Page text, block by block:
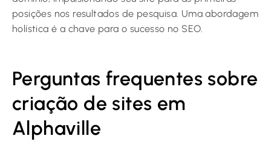
posições nos resultados de pesquisa. Uma abordagem
holística é a chave para o sucesso no SEO.
Perguntas frequentes sobre
criação de sites em
Alphaville